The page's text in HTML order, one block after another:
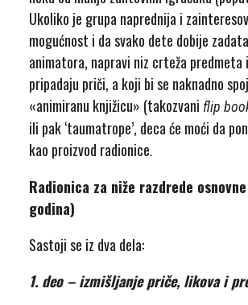
Ukoliko je grupa naprednija i
mogućnost i da svako dete dobije
animatora, napravi niz crteža
pripadaju priči, a koji bi se naknadno
«animiranu knjižicu» (takozvani flip
ili pak ‘taumatrope’, deca će moći da
kao proizvod radionice.
Radionica za niže razdrede
godina)
Sastoji se iz dva dela:
1. deo – izmišljanje priče, likova i